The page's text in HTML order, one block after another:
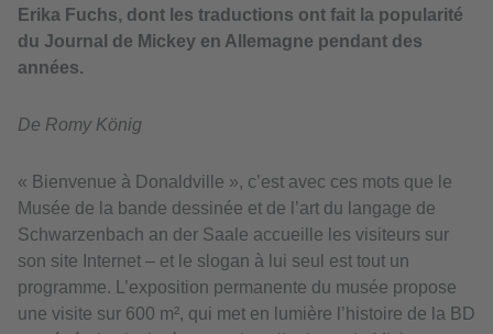
Erika Fuchs, dont les traductions ont fait la popularité
du Journal de Mickey en Allemagne pendant des
années.
De Romy König
« Bienvenue à Donaldville », c’est avec ces mots que le
Musée de la bande dessinée et de l’art du langage de
Schwarzenbach an der Saale accueille les visiteurs sur
son site Internet – et le slogan à lui seul est tout un
programme. L’exposition permanente du musée propose
une visite sur 600 m², qui met en lumière l’histoire de la BD